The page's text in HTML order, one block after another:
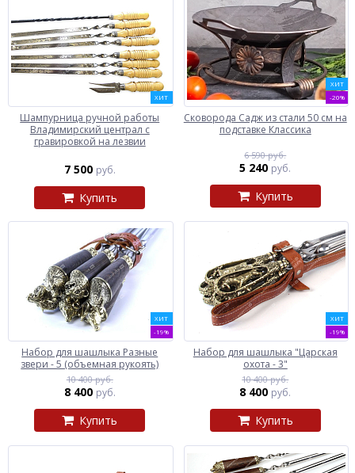
ХИТ
Шампурница ручной работы
Владимирский централ с
гравировкой на лезвии
7 500 руб.
Купить
ХИТ
-20%
Сковорода Садж из стали 50 см на
подставке Классика
6 590 руб.
5 240 руб.
Купить
ХИТ
-19%
Набор для шашлыка Разные
звери - 5 (объемная рукоять)
10 400 руб.
8 400 руб.
Купить
ХИТ
-19%
Набор для шашлыка "Царская
охота - 3"
10 400 руб.
8 400 руб.
Купить